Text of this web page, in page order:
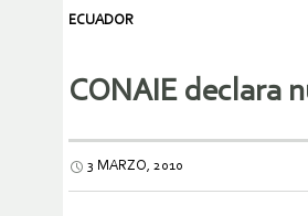
ECUADOR
CONAIE declara
3 MARZO, 2010